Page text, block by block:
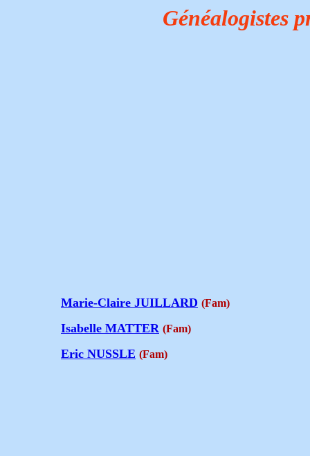
Généalogistes
Marie-Claire JUILLARD (Fam)
Isabelle MATTER (Fam)
Eric NUSSLE (Fam)